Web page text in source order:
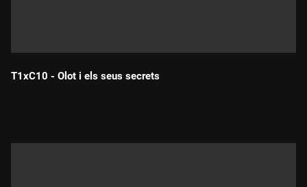
T1xC10 - Olot i els seus secrets